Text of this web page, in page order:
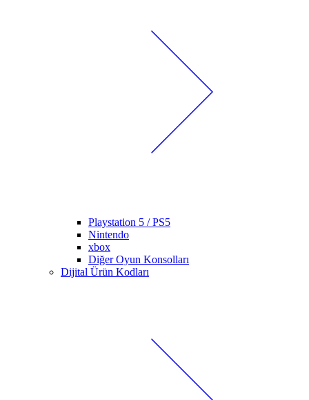
Playstation 5 / PS5
Nintendo
xbox
Diğer Oyun Konsolları
Dijital Ürün Kodları